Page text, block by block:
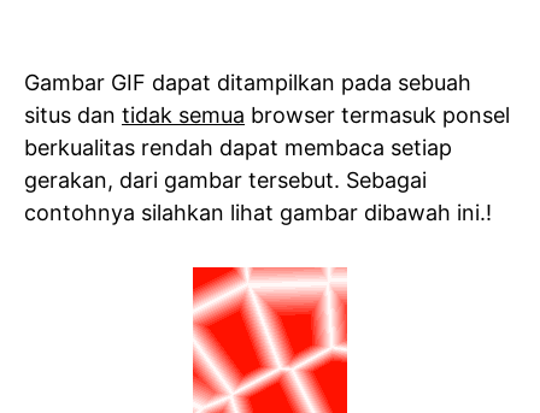
Gambar GIF dapat ditampilkan pada sebuah
situs dan tidak semua browser termasuk ponsel
berkualitas rendah dapat membaca setiap
gerakan, dari gambar tersebut. Sebagai
contohnya silahkan lihat gambar dibawah ini.!